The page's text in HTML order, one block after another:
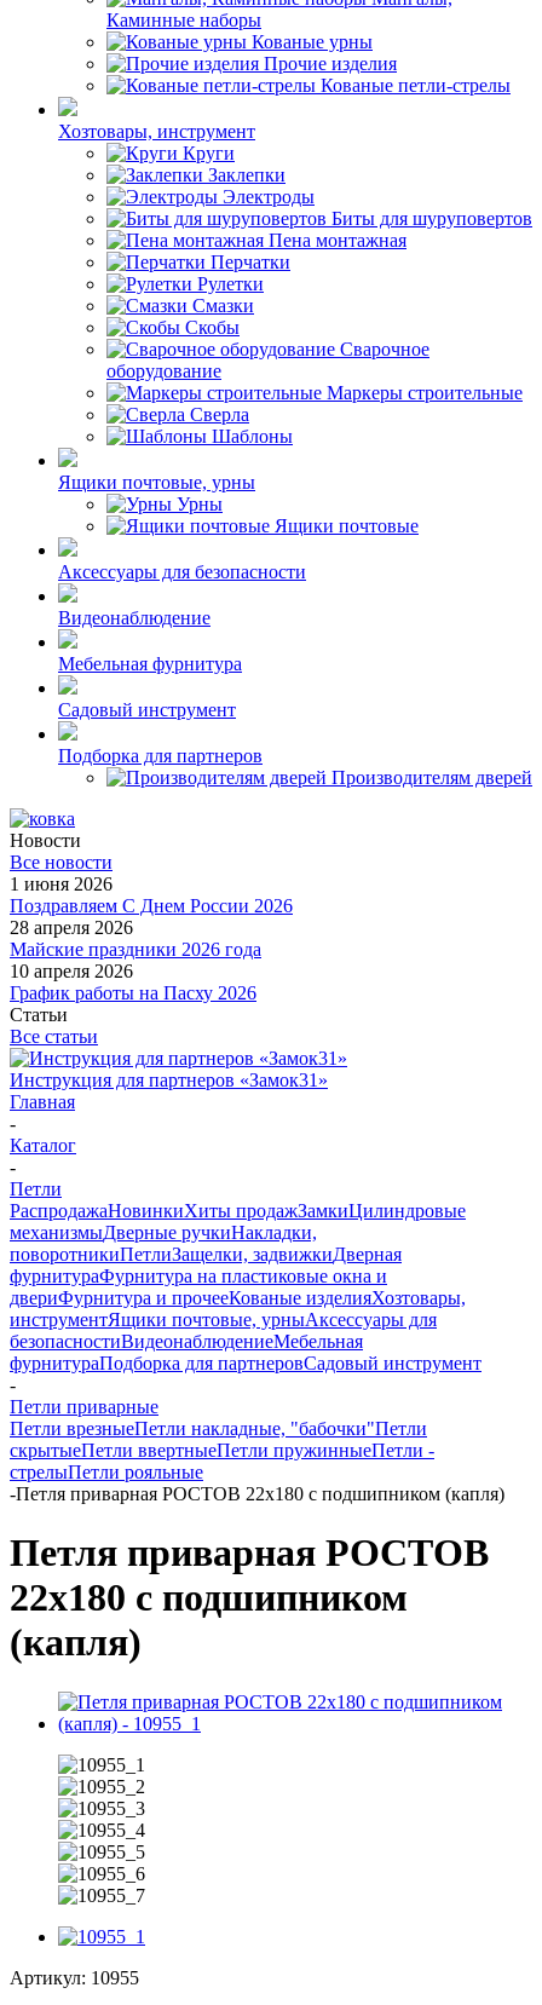
Каминные наборы
Кованые урны
Прочие изделия
Кованые петли-стрелы
Хозтовары, инструмент
Круги
Заклепки
Электроды
Биты для шуруповертов
Пена монтажная
Перчатки
Рулетки
Смазки
Скобы
Сварочное
оборудование
Маркеры строительные
Сверла
Шаблоны
Ящики почтовые, урны
Урны
Ящики почтовые
Аксессуары для безопасности
Видеонаблюдение
Мебельная фурнитура
Садовый инструмент
Подборка для партнеров
Производителям дверей
Новости
Все новости
1 июня 2026
Поздравляем С Днем России 2026
28 апреля 2026
Майские праздники 2026 года
10 апреля 2026
График работы на Пасху 2026
Статьи
Все статьи
Инструкция для партнеров «Замок31»
Главная
-
Каталог
-
Петли
РаспродажаНовинкиХиты продажЗамкиЦилиндровые
механизмыДверные ручкиНакладки,
поворотникиПетлиЗащелки, задвижкиДверная
фурнитураФурнитура на пластиковые окна и
двериФурнитура и прочееКованые изделияХозтовары,
инструментЯщики почтовые, урныАксессуары для
безопасностиВидеонаблюдениеМебельная
фурнитураПодборка для партнеровСадовый инструмент
-
Петли приварные
Петли врезныеПетли накладные, "бабочки"Петли
скрытыеПетли ввертныеПетли пружинныеПетли -
стрелыПетли рояльные
-Петля приварная РОСТОВ 22х180 с подшипником (капля)
Петля приварная РОСТОВ
22х180 с подшипником
(капля)
Артикул: 10955